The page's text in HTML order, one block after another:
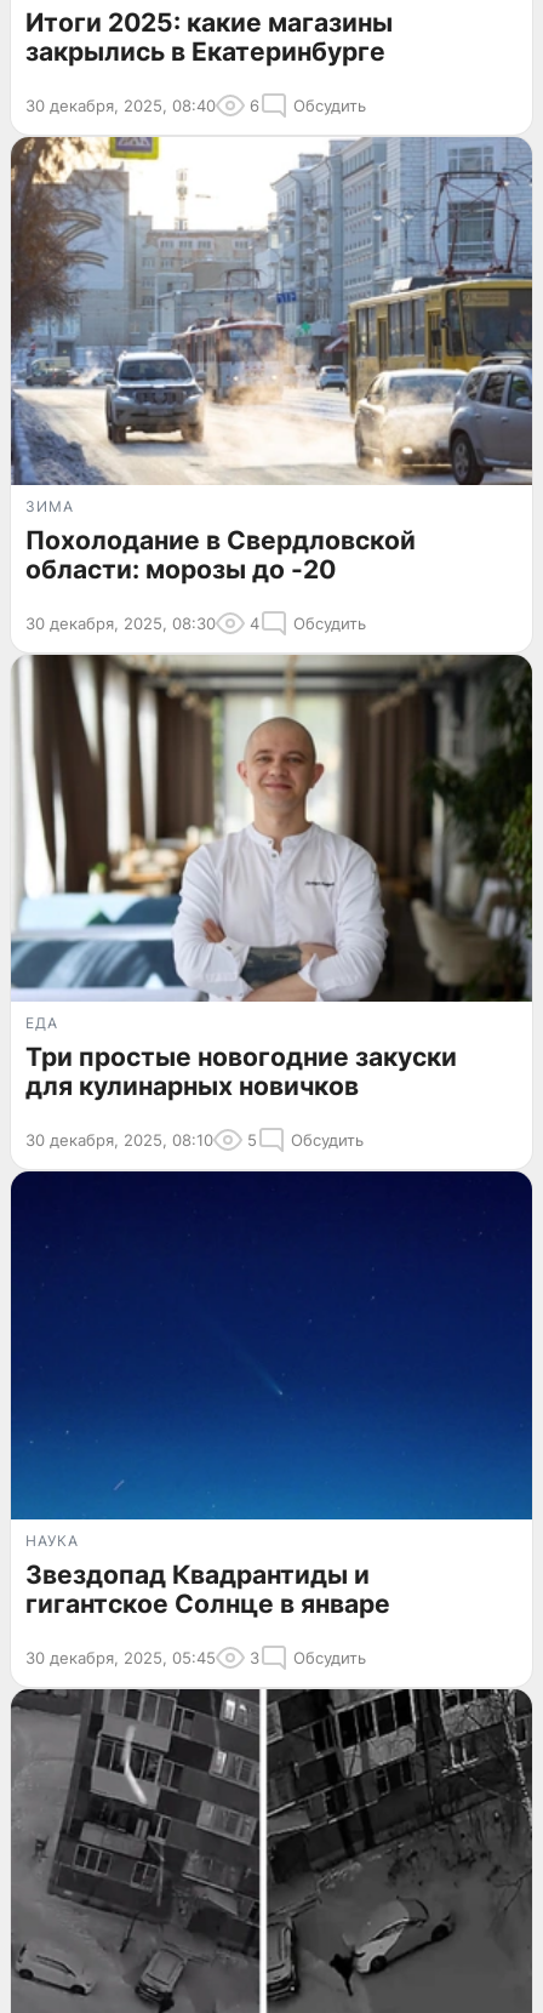
Итоги 2025: какие магазины
закрылись в Екатеринбурге
30 декабря, 2025, 08:40 6 Обсудить
ЗИМА
Похолодание в Свердловской
области: морозы до -20
30 декабря, 2025, 08:30 4 Обсудить
ЕДА
Три простые новогодние закуски
для кулинарных новичков
30 декабря, 2025, 08:10 5 Обсудить
НАУКА
Звездопад Квадрантиды и
гигантское Солнце в январе
30 декабря, 2025, 05:45 3 Обсудить